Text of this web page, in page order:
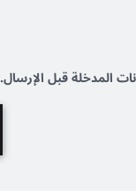
المدخلة قبل الإرسال.